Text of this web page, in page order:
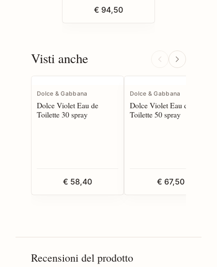
€ 94,50
Visti anche
Dolce & Gabbana
Dolce Violet Eau de
Toilette 30 spray
€ 58,40
Dolce & Gabbana
Dolce Violet Eau de
Toilette 50 spray
€ 67,50
Recensioni del prodotto